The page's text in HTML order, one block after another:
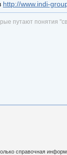
http://www.indi-
путают понятия
справочная